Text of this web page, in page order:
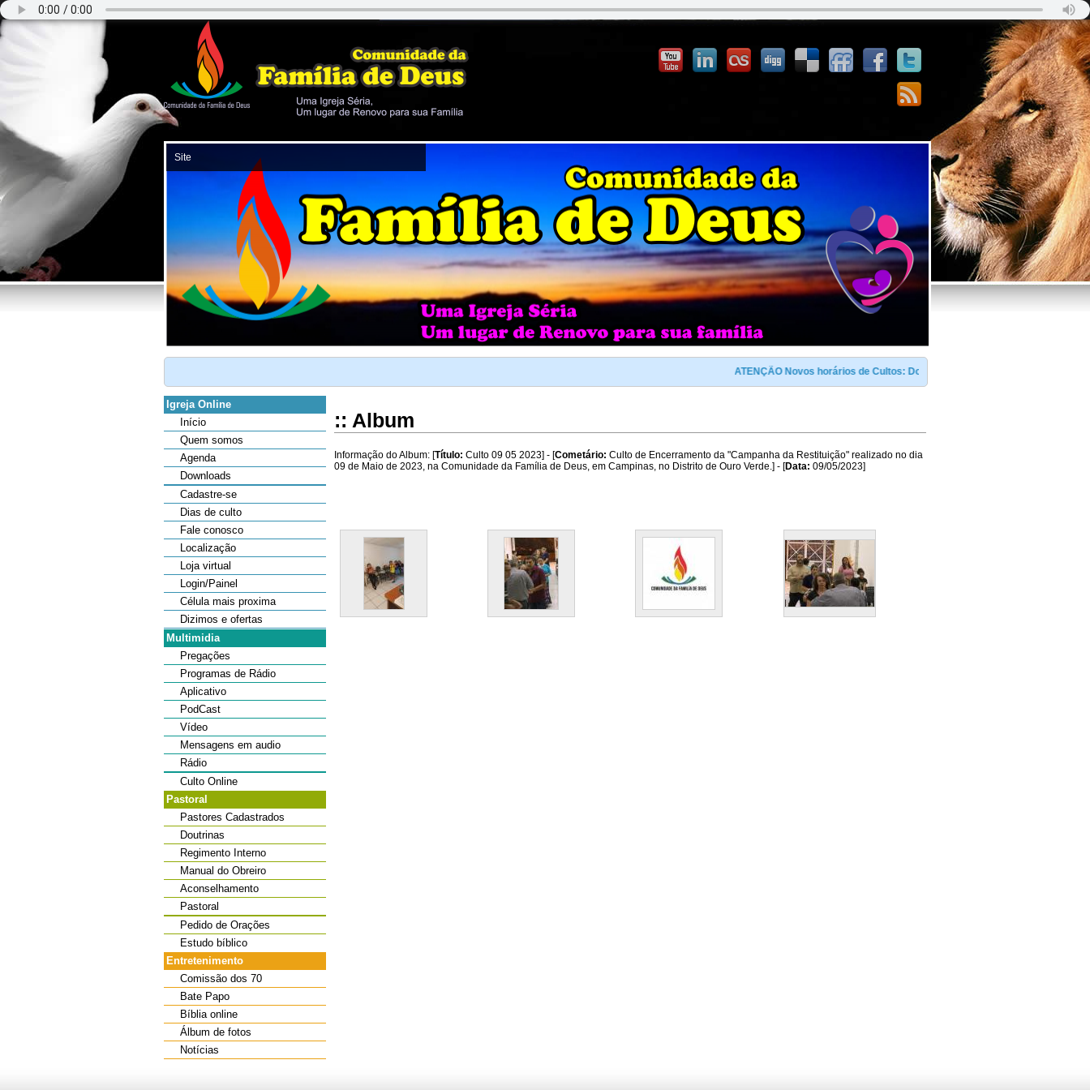
ATENÇÃO Novos horários de Cultos: Domingo ás 09:00 e às 19:00h / Terça e
Igreja Online
Início
Quem somos
Agenda
Downloads
Cadastre-se
Dias de culto
Fale conosco
Localização
Loja virtual
Login/Painel
Célula mais proxima
Dizimos e ofertas
Multimidia
Pregações
Programas de Rádio
Aplicativo
PodCast
Vídeo
Mensagens em audio
Rádio
Culto Online
Pastoral
Pastores Cadastrados
Doutrinas
Regimento Interno
Manual do Obreiro
Aconselhamento
Pastoral
Pedido de Orações
Estudo bíblico
Entretenimento
Comissão dos 70
Bate Papo
Bíblia online
Álbum de fotos
Notícias
:: Album
Informação do Album: [Título: Culto 09 05 2023] - [Cometário: Culto de Encerramento da "Campanha da Restituição" realizado no dia
09 de Maio de 2023, na Comunidade da Família de Deus, em Campinas, no Distrito de Ouro Verde.] - [Data: 09/05/2023]